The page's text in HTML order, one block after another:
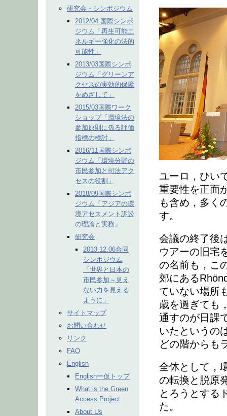
研究会・シンポジウム
2012/04 国際シンポ
ジウム「再生可能エ
ネルギー強化の法的
可能性」
2013/03国際シンポ
ジウム「グリーンア
クセスの実効的保障
をめざして」
2015/03国際ワーク
ショップ「環境法の
参加原則に係る評価
指標の検討」
2016/11国際シンポ
ジウム「環境分野の
市民参加と司法アク
セスの役割」
2018/09国際シンポ
ジウム「アジアの環
境アセスメント訴訟
の理論と実務」
研究会
2013.12.06合同
シンポジウム
「世界と日本の
市民参加～見え
ない力を見える
ように」
サイトマップ
お問い合わせ
リンク
FAQ
English
Englishー仮トップ
What is the Green
Access Project
About Us
ユーロ，ひい
重要性を正面
も含め，多く
す。
会議の終了後
ウアーの旧宅
の名前も，こ
郊にある
ていない場所
歳を過ぎても
通すのが日課
いたというの
どの階からも
全体として，
の転換と脱原
とろうとする
た。